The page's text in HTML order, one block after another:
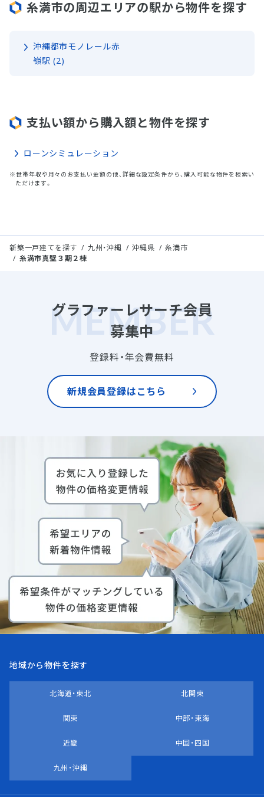
糸満市の周辺エリアの駅から物件を探す
沖縄都市モノレール赤
嶺駅 (2)
支払い額から購入額と物件を探す
ローンシミュレーション
※世帯年収や月々のお支払い金額の他、詳細な設定条件から、購入可能な物件を検索い
ただけます。
新築一戸建てを探す 九州・沖縄 沖縄県
糸満市
糸満市真壁３期２棟
グラファーレサーチ会員
募集中
登録料・年会費無料
新規会員登録はこちら
地域から物件を探す
北海道・東北 北関東
関東 中部・東海
近畿 中国・四国
九州・沖縄